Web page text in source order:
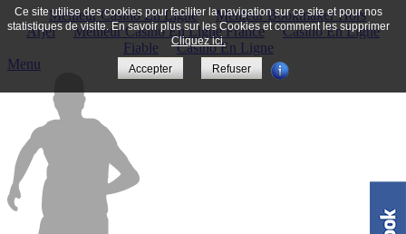
Meilleur Casino En Ligne
Meilleur Bookmaker Hors
Arjel
Meilleur Casino En Ligne France
Casino En Ligne
Fiable
Casino En Ligne
Menu
Ce site utilise des cookies pour faciliter la navigation sur ce site et pour nos
statistiques de visite. En savoir plus sur les Cookies et comment les supprimer
Cliquez ici.
Accepter Refuser